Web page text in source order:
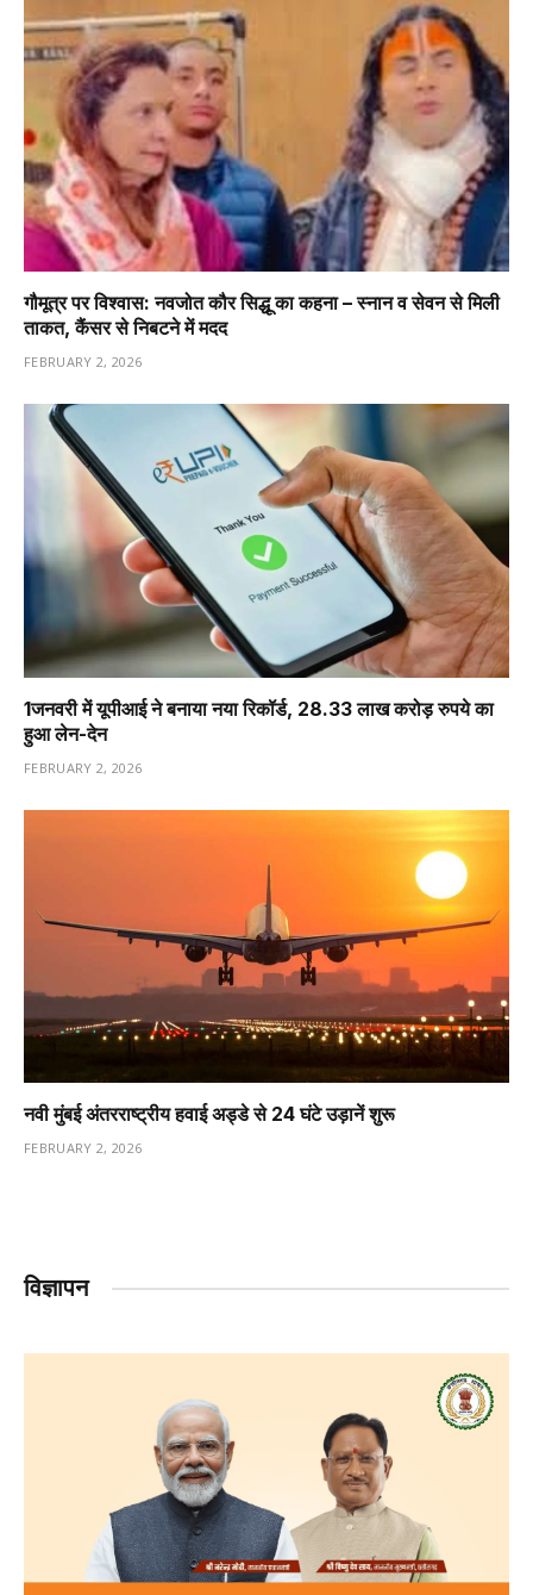
गौमूत्र पर विश्वास: नवजोत कौर सिद्धू का कहना – स्नान व सेवन से मिली
ताकत, कैंसर से निबटने में मदद
FEBRUARY 2, 2026
1️जनवरी में यूपीआई ने बनाया नया रिकॉर्ड, 28.33 लाख करोड़ रुपये का
हुआ लेन-देन
FEBRUARY 2, 2026
नवी मुंबई अंतरराष्ट्रीय हवाई अड्डे से 24 घंटे उड़ानें शुरू
FEBRUARY 2, 2026
विज्ञापन